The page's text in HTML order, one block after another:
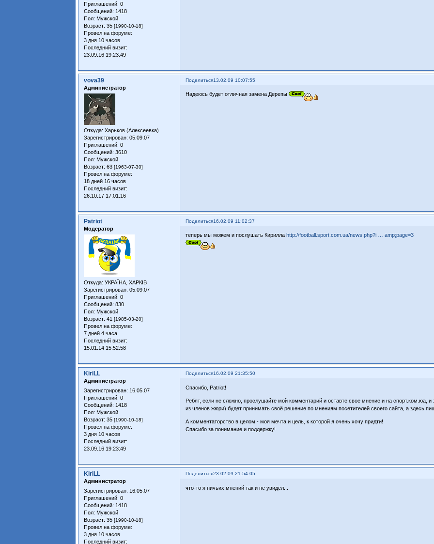
Приглашений: 0
Сообщений: 1418
Пол: Мужской
Возраст: 35[1990-10-18]
Провел на форуме:
3 дня 10 часов
Последний визит:
23.09.16 19:23:49
Поделиться13.02.09 10:07:55
vova39
Администратор
Откуда: Харьков (Алексеевка)
Зарегистрирован: 05.09.07
Приглашений: 0
Сообщений: 3610
Пол: Мужской
Возраст: 63[1963-07-30]
Провел на форуме:
18 дней 16 часов
Последний визит:
26.10.17 17:01:16
Надеюсь будет отличная замена Дерепы
Поделиться16.02.09 11:02:37
Patriot
Модератор
Откуда: УКРАЇНА, ХАРКІВ
Зарегистрирован: 05.09.07
Приглашений: 0
Сообщений: 830
Пол: Мужской
Возраст: 41[1985-03-20]
Провел на форуме:
7 дней 4 часа
Последний визит:
15.01.14 15:52:58
теперь мы можем и послушать Кирилла http://football.sport.com.ua/news.php?i … amp;page=3
Поделиться16.02.09 21:35:50
KiriLL
Администратор
Зарегистрирован: 16.05.07
Приглашений: 0
Сообщений: 1418
Пол: Мужской
Возраст: 35[1990-10-18]
Провел на форуме:
3 дня 10 часов
Последний визит:
23.09.16 19:23:49
Спасибо, Patriot!
Ребят, если не сложно, прослушайте мой комментарий и оставте свое мнение и на спорт.ком.юа,
из членов жюри) будет принимать своё решение по мнениям посетителей своего сайта, а здесь
А комментаторство в целом - моя мечта и цель, к которой я очень хочу придти!
Спасибо за понимание и поддержку!
Поделиться23.02.09 21:54:05
KiriLL
Администратор
Зарегистрирован: 16.05.07
Приглашений: 0
Сообщений: 1418
Пол: Мужской
Возраст: 35[1990-10-18]
Провел на форуме:
3 дня 10 часов
Последний визит:
что-то я ничьих мнений так и не увидел...